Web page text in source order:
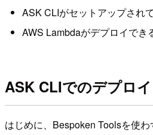
ASK CLIがセットアップされ
AWS Lambdaがデプロイでき
ASK CLIでのデプロイ
はじめに、Bespoken Toolsを使